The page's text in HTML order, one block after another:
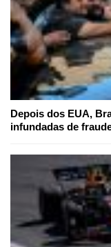
Depois dos EUA,
infundadas de